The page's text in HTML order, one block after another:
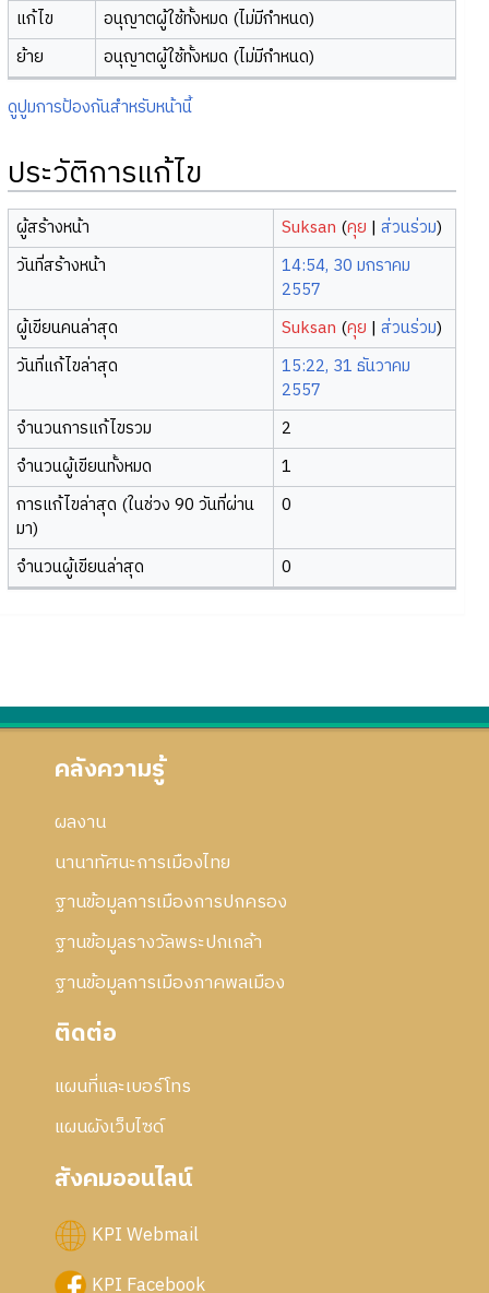
แก้ไข
อนุญาตผู้ใช้ทั้งหมด (ไม่มีกำหนด)
ย้าย
อนุญาตผู้ใช้ทั้งหมด (ไม่มีกำหนด)
ดูปูมการป้องกันสำหรับหน้านี้
ประวัติการแก้ไข
ผู้สร้างหน้า Suksan (คุย |ส่วนร่วม)
วันที่สร้างหน้า
14:54, 30 มกราคม
2557
ผู้เขียนคนล่าสุด
Suksan (คุย |ส่วนร่วม)
วันที่แก้ไขล่าสุด
15:22, 31 ธันวาคม
2557
จำนวนการแก้ไขรวม
2
จำนวนผู้เขียนทั้งหมด
1
การแก้ไขล่าสุด (ในช่วง 90 วันที่ผ่าน
มา)
0
จำนวนผู้เขียนล่าสุด 0
คลังความรู้
ผลงาน
นานาทัศนะการเมืองไทย
ฐานข้อมูลการเมืองการปกครอง
ฐานข้อมูลรางวัลพระปกเกล้า
ฐานข้อมูลการเมืองภาคพลเมือง
ติดต่อ
แผนที่และเบอร์โทร
แผนผังเว็บไซด์
สังคมออนไลน์
KPI Webmail
KPI Facebook